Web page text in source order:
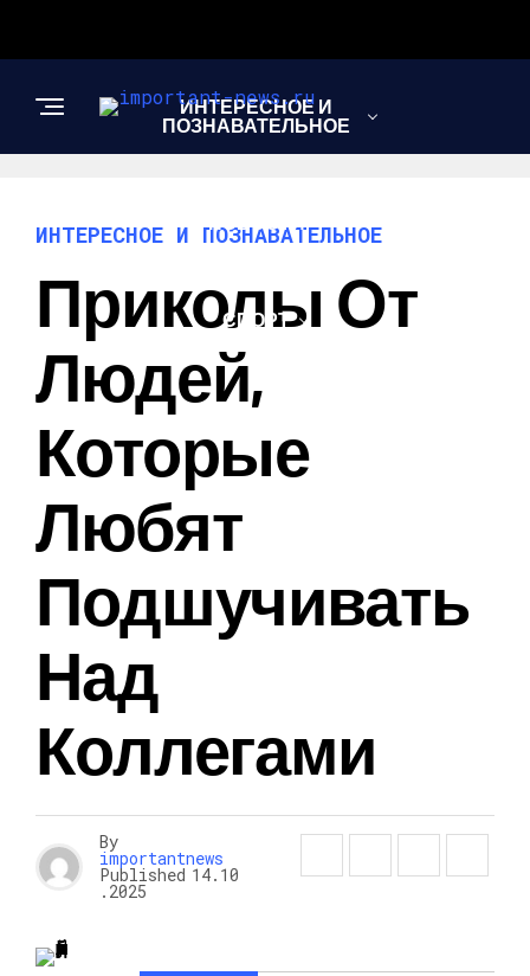
ИНТЕРЕСНОЕ И
ПОЗНАВАТЕЛЬНОЕ
НОВОСТИ
СПОРТ
ИНТЕРЕСНОЕ И ПОЗНАВАТЕЛЬНОЕ
Приколы От
Людей,
Которые
Любят
Подшучивать
Над
Коллегами
By
importantnews
Published 14.10
.2025